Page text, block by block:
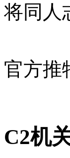
将同人
官方推
C2机